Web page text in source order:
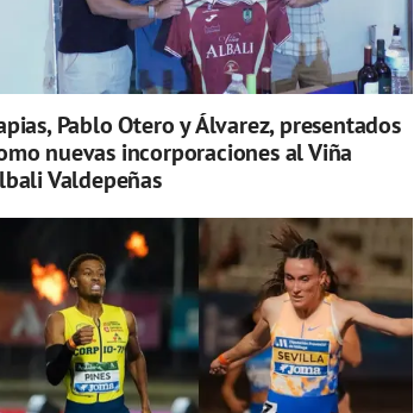
Pablo Otero y Álvarez, presentados
nuevas incorporaciones al Viña
Valdepeñas